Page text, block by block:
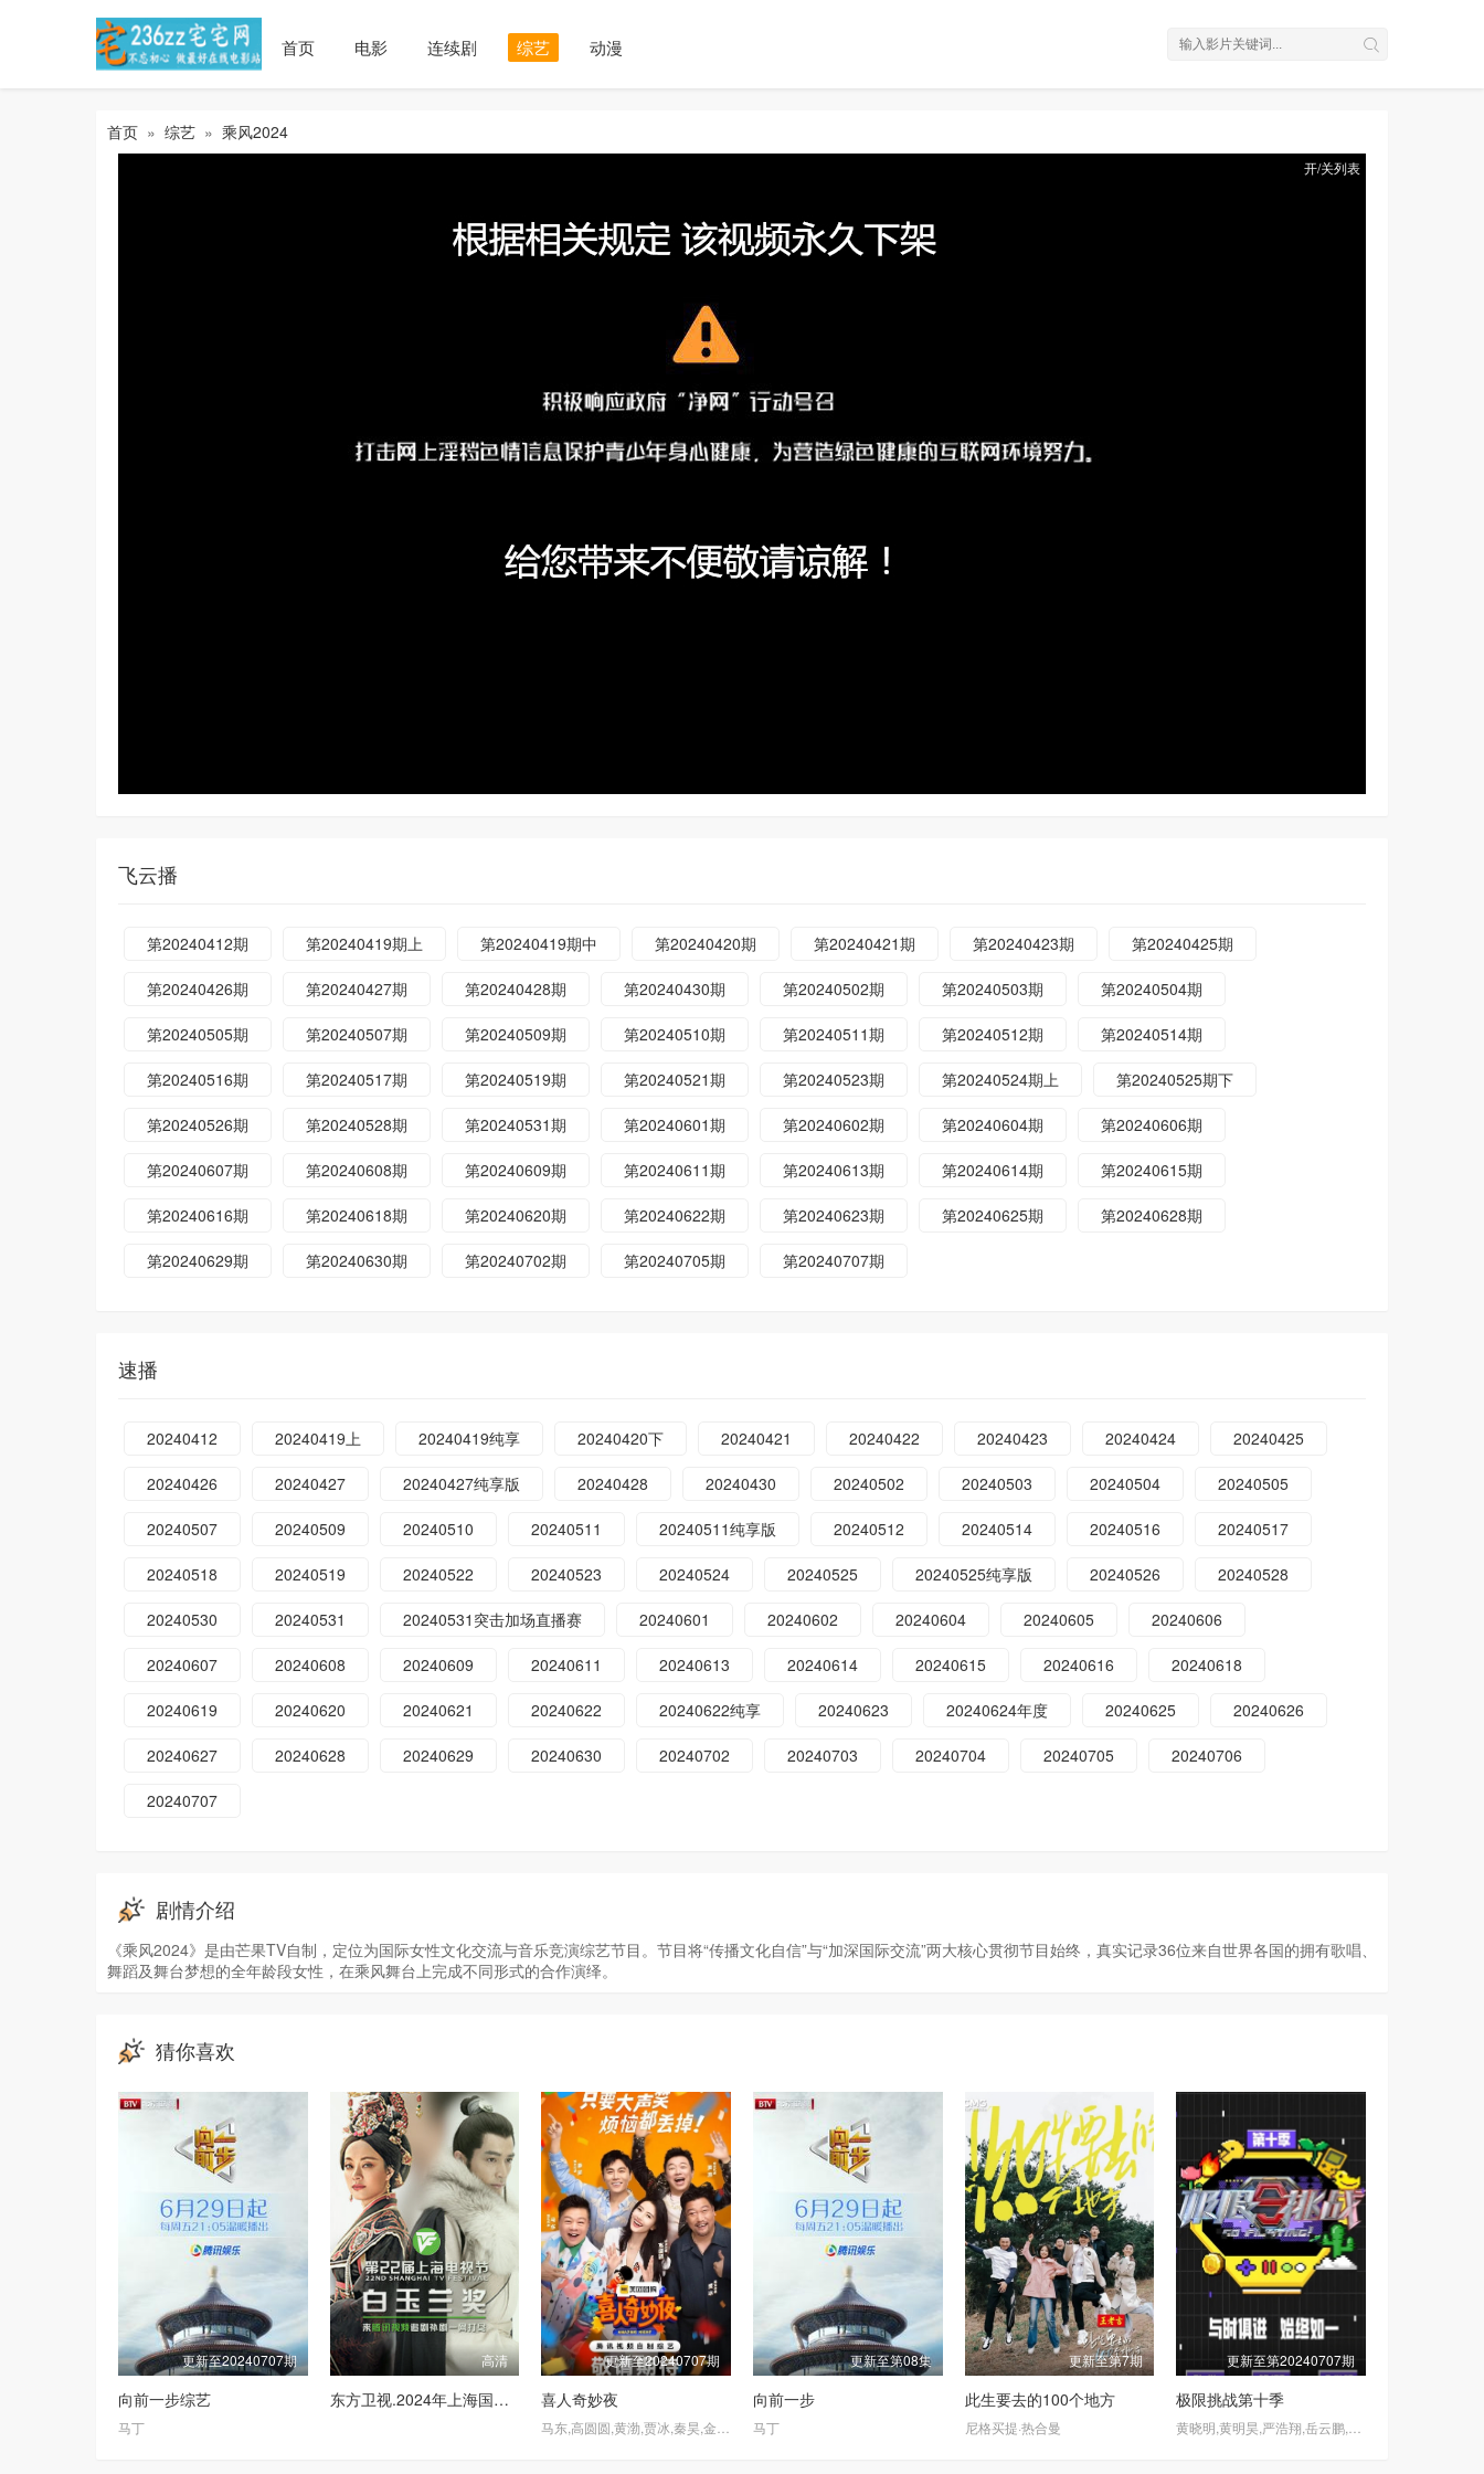
首页 电影 连续剧 综艺 动漫
首页 » 综艺 » 乘风2024
开/关列表
飞云播
第20240412期 第20240419期上 第20240419期中 第20240420期 第20240421期 第20240423期 第20240425期
第20240426期 第20240427期 第20240428期 第20240430期 第20240502期 第20240503期 第20240504期
第20240505期 第20240507期 第20240509期 第20240510期 第20240511期 第20240512期 第20240514期
第20240516期 第20240517期 第20240519期 第20240521期 第20240523期 第20240524期上 第20240525期下
第20240526期 第20240528期 第20240531期 第20240601期 第20240602期 第20240604期 第20240606期
第20240607期 第20240608期 第20240609期 第20240611期 第20240613期 第20240614期 第20240615期
第20240616期 第20240618期 第20240620期 第20240622期 第20240623期 第20240625期 第20240628期
第20240629期 第20240630期 第20240702期 第20240705期 第20240707期
速播
20240412 20240419上 20240419纯享 20240420下 20240421 20240422 20240423 20240424 20240425
20240426 20240427 20240427纯享版 20240428 20240430 20240502 20240503 20240504 20240505
20240507 20240509 20240510 20240511 20240511纯享版 20240512 20240514 20240516 20240517
20240518 20240519 20240522 20240523 20240524 20240525 20240525纯享版 20240526 20240528
20240530 20240531 20240531突击加场直播赛 20240601 20240602 20240604 20240605 20240606
20240607 20240608 20240609 20240611 20240613 20240614 20240615 20240616 20240618
20240619 20240620 20240621 20240622 20240622纯享 20240623 20240624年度 20240625 20240626
20240627 20240628 20240629 20240630 20240702 20240703 20240704 20240705 20240706
20240707
剧情介绍
《乘风2024》是由芒果TV自制，定位为国际女性文化交流与音乐竞演综艺节目。节目将“传播文化自信”与“加深国际交流”两大核心贯彻节目始终，真实记录36位来自世界各国的拥有歌唱、
舞蹈及舞台梦想的全年龄段女性，在乘风舞台上完成不同形式的合作演绎。
猜你喜欢
更新至20240707期
向前一步综艺
马丁
高清
东方卫视.2024年上海国际电视节白玉兰绽放颁奖典礼
更新至20240707期
喜人奇妙夜
马东,高圆圆,黄渤,贾冰,秦昊,金靖,宋木子
更新至第08集
向前一步
马丁
更新至第7期
此生要去的100个地方
尼格买提·热合曼
更新至第20240707期
极限挑战第十季
黄晓明,黄明昊,严浩翔,岳云鹏,黄景瑜,小沈阳,龚俊,贾乃亮,大张伟,谭卓